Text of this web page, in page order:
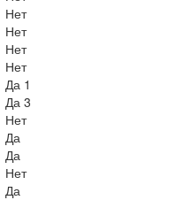
Нет
Нет
Нет
Нет
Да 1
Да 3
Нет
Да
Да
Нет
Да